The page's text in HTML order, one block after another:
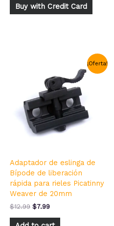
Buy with Credit Card
¡Oferta!
Adaptador de eslinga de
Bípode de liberación
rápida para rieles Picatinny
Weaver de 20mm
$12.99
original
$12.99.
$7.99
actual
es:
$7.99.